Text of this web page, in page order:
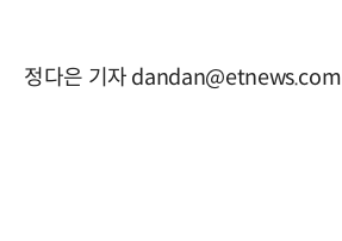
정다은 기자 dandan@etnews.com